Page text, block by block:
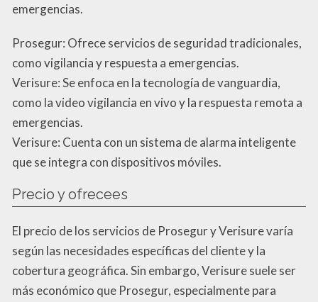
emergencias.
Prosegur: Ofrece servicios de seguridad tradicionales,
como vigilancia y respuesta a emergencias.
Verisure: Se enfoca en la tecnología de vanguardia,
como la video vigilancia en vivo y la respuesta remota a
emergencias.
Verisure: Cuenta con un sistema de alarma inteligente
que se integra con dispositivos móviles.
Precio y ofrecees
El precio de los servicios de Prosegur y Verisure varía
según las necesidades específicas del cliente y la
cobertura geográfica. Sin embargo, Verisure suele ser
más económico que Prosegur, especialmente para